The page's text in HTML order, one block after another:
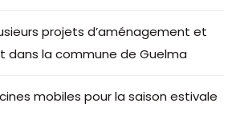
projets d’aménagement et
dans la commune de Guelma
mobiles pour la saison estivale